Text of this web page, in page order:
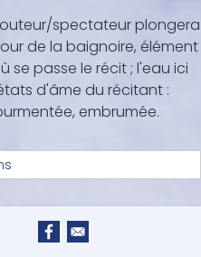
spectateur plongera
de la baignoire, élément
passe le récit ; l'eau ici
d'âme du récitant :
embrumée.